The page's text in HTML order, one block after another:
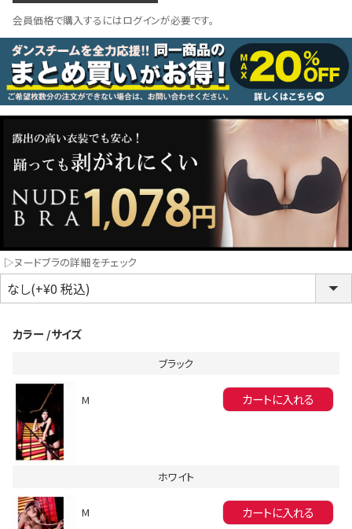
LINE連携でクーポンもらえる!!
同一商品まとめ買いキャンペーン
浴衣
コスプレ
クリスマス
会員価格で購入するにはログインが必要です。
▷ヌードブラの詳細をチェック
カラー サイズ
ブラック
M カートに入れる
ホワイト
M カートに入れる